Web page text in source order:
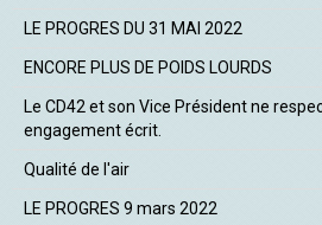
LE PROGRES DU 31 MAI 2022
ENCORE PLUS DE POIDS LOURDS
Le CD42 et son Vice Président ne
engagement écrit.
Qualité de l'air
LE PROGRES 9 mars 2022